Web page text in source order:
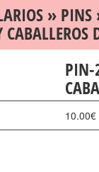
» PINS
CABALLEROS
PIN-
10.00€